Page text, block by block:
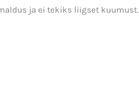
ja ei tekiks liigset kuumust.